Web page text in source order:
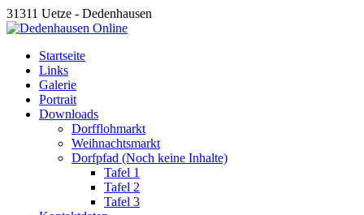
31311 Uetze - Dedenhausen
Startseite
Links
Galerie
Portrait
Downloads
Dorfflohmarkt
Weihnachtsmarkt
Dorfpfad (Noch keine Inhalte)
Tafel 1
Tafel 2
Tafel 3